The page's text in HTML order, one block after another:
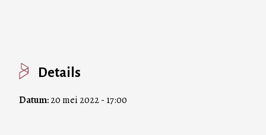
Details
Datum:20 mei 2022 - 17:00